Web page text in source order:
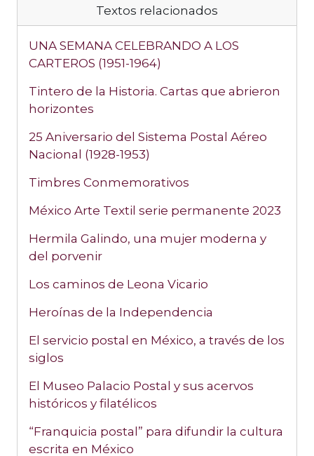
Textos relacionados
UNA SEMANA CELEBRANDO A LOS
CARTEROS (1951-1964)
Tintero de la Historia. Cartas que abrieron
horizontes
25 Aniversario del Sistema Postal Aéreo
Nacional (1928-1953)
Timbres Conmemorativos
México Arte Textil serie permanente 2023
Hermila Galindo, una mujer moderna y
del porvenir
Los caminos de Leona Vicario
Heroínas de la Independencia
El servicio postal en México, a través de los
siglos
El Museo Palacio Postal y sus acervos
históricos y filatélicos
“Franquicia postal” para difundir la cultura
escrita en México